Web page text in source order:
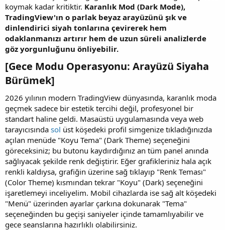
t
a
n
r
i
h
i
koymak kadar kritiktir. Karanlık Mod (Dark Mode),
TradingView'ın o parlak beyaz arayüzünü şık ve
dinlendirici siyah tonlarına çevirerek hem
odaklanmanızı artırır hem de uzun süreli analizlerde
göz yorgunluğunu önliyebilir.
[Gece Modu Operasyonu: Arayüzü Siyaha
Bürümek]​
2026 yılının modern TradingView dünyasında, karanlık moda
geçmek sadece bir estetik tercihi değil, profesyonel bir
standart haline geldi. Masaüstü uygulamasında veya web
tarayıcısında sol üst köşedeki profil simgenize tıkladığınızda
açılan menüde "Koyu Tema" (Dark Theme) seçeneğini
göreceksiniz; bu butonu kaydırdığınız an tüm panel anında
sağlıyacak şekilde renk değiştirir. Eğer grafikleriniz hala açık
renkli kaldıysa, grafiğin üzerine sağ tıklayıp "Renk Teması"
(Color Theme) kısmından tekrar "Koyu" (Dark) seçeneğini
işaretlemeyi inceliyelim. Mobil cihazlarda ise sağ alt köşedeki
"Menü" üzerinden ayarlar çarkına dokunarak "Tema"
seçeneğinden bu geçişi saniyeler içinde tamamlıyabilir ve
gece seanslarına hazırlıklı olabilirsiniz.